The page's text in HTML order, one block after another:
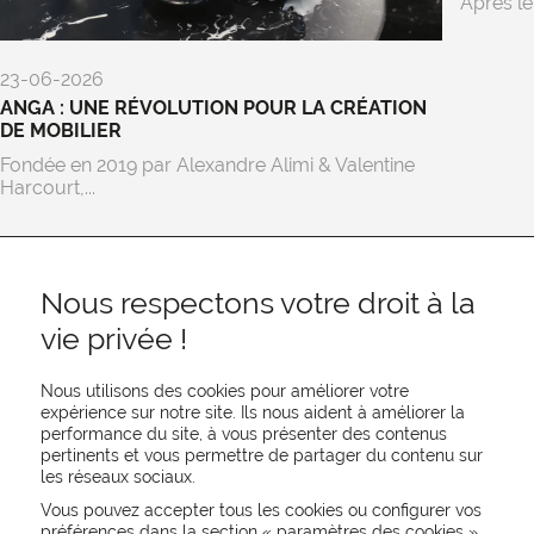
23-06-2026
ANGA : UNE RÉVOLUTION POUR LA CRÉATION
DE MOBILIER
Fondée en 2019 par Alexandre Alimi & Valentine
Harcourt,...
REJOIGNEZ-NOUS
CONTACTEZ-NOUS
Nous respectons votre droit à la
vie privée !
Nous utilisons des cookies pour améliorer votre
expérience sur notre site. Ils nous aident à améliorer la
performance du site, à vous présenter des contenus
pertinents et vous permettre de partager du contenu sur
les réseaux sociaux.
Vous pouvez accepter tous les cookies ou configurer vos